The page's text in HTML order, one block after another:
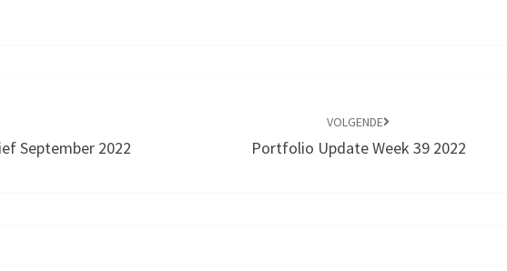
September 2022
VOLGENDE
Portfolio Update Week 39 2022